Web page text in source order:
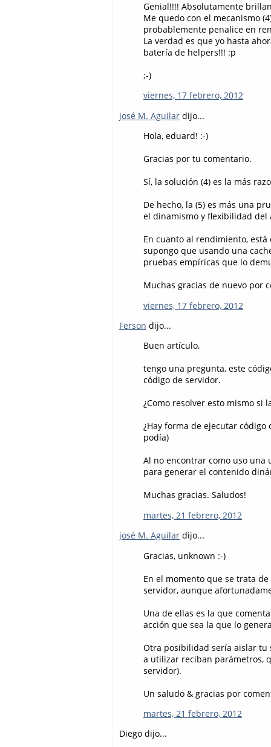
Genial!!!! Absolutamente
Me quedo con el mecanismo
probablemente penalice en
La verdad es que yo hasta
batería de helpers!!! :p
;-)
viernes, 17 febrero, 2012
josé M. Aguilar dijo...
Hola, eduard! :-)
Gracias por tu comentario.
Sí, la solución (4) es la más
De hecho, la (5) es más una
el dinamismo y flexibilidad
En cuanto al rendimiento,
supongo que usando una
pruebas empíricas que lo
Muchas gracias de nuevo por
viernes, 17 febrero, 2012
Ferson dijo...
Buen artículo,
tengo una pregunta, este
código de servidor.
¿Como resolver esto mismo si
¿Hay forma de ejecutar
podía)
Al no encontrar como uso
para generar el contenido
Muchas gracias. Saludos!
martes, 21 febrero, 2012
josé M. Aguilar dijo...
Gracias, unknown :-)
En el momento que se trata
servidor, aunque
Una de ellas es la que
acción que sea la que lo
Otra posibilidad sería aislar tu
a utilizar reciban parámetros,
servidor).
Un saludo & gracias por
martes, 21 febrero, 2012
Diego dijo...